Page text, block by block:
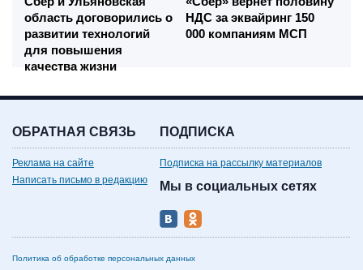
область договорились о
развитии технологий
для повышения
качества жизни
НДС за эквайринг 150
000 компаниям МСП
ОБРАТНАЯ СВЯЗЬ
Реклама на сайте
Написать письмо в редакцию
ПОДПИСКА
Подписка на рассылку материалов
Мы в социальных сетях
Политика об обработке персональных данных